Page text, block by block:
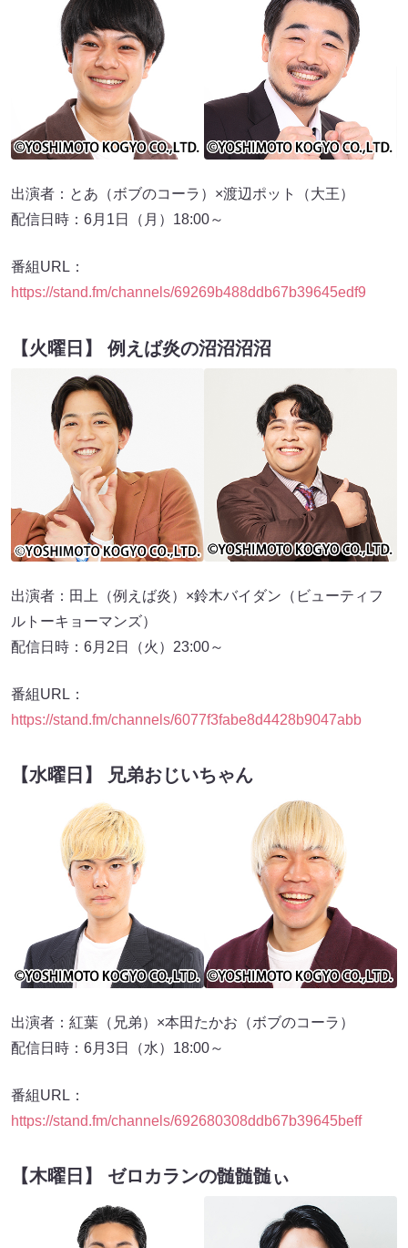
出演者：とあ（ボブのコーラ）×渡辺ポット（大王）
配信日時：6月1日（月）18:00～
番組URL：
https://stand.fm/channels/69269b488ddb67b39645edf9
【火曜日】 例えば炎の沼沼沼沼
出演者：田上（例えば炎）×鈴木バイダン（ビューティフ
ルトーキョーマンズ）
配信日時：6月2日（火）23:00～
番組URL：
https://stand.fm/channels/6077f3fabe8d4428b9047abb
【水曜日】 兄弟おじいちゃん
出演者：紅葉（兄弟）×本田たかお（ボブのコーラ）
配信日時：6月3日（水）18:00～
番組URL：
https://stand.fm/channels/692680308ddb67b39645beff
【木曜日】 ゼロカランの髄髄髄ぃ